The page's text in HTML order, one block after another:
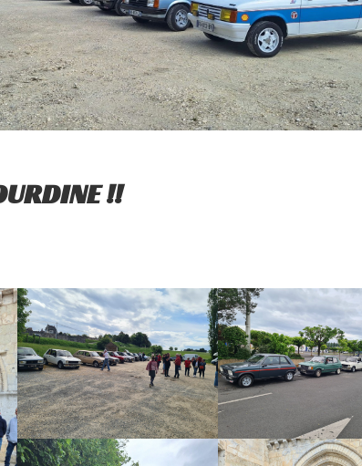
!!